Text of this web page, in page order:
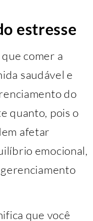
estresse
comer a
saudável e
do
quanto, pois o
afetar
emocional,
que você